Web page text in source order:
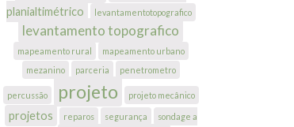
planialtimétrico
levantamentotopografico
levantamento topografico
mapeamento rural
mapeamento urbano
mezanino
parceria penetrometro
percussão projeto projeto mecânico
projetos reparos segurança sondage a